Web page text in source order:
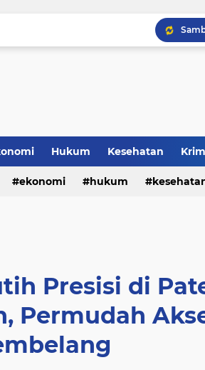
Hukum Kesehatan
ekonomi hukum
Presisi di
Permudah